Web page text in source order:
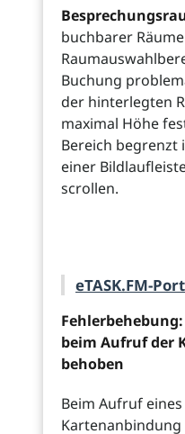
buchbarer
Buchung
der hinterlegten
maximal Höhe
Bereich begrenzt
einer
scrollen.
eTASK.FM-
beim Aufruf der
behoben
Beim Aufruf
Kartenanbindung